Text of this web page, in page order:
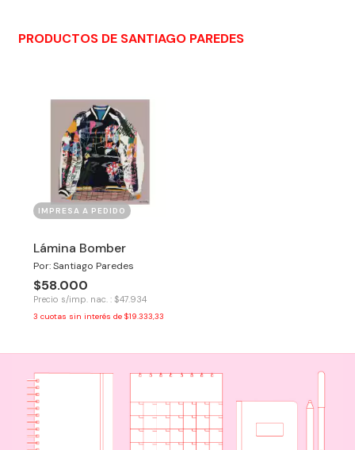
PRODUCTOS DE SANTIAGO PAREDES
IMPRESA A PEDIDO
Lámina Bomber
Por: Santiago Paredes
$58.000
Precio s/imp. nac. : $47.934
3 cuotas sin interés de $19.333,33